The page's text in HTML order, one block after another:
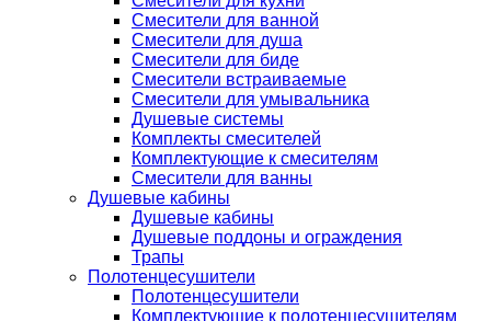
Смесители для ванной
Смесители для душа
Смесители для биде
Смесители встраиваемые
Смесители для умывальника
Душевые системы
Комплекты смесителей
Комплектующие к смесителям
Смесители для ванны
Душевые кабины
Душевые кабины
Душевые поддоны и ограждения
Трапы
Полотенцесушители
Полотенцесушители
Комплектующие к полотенцесушителям